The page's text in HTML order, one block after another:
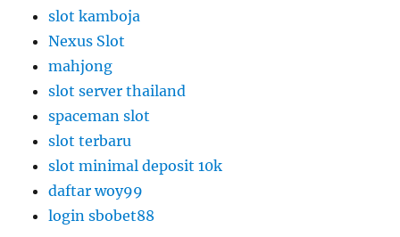
slot kamboja
Nexus Slot
mahjong
slot server thailand
spaceman slot
slot terbaru
slot minimal deposit 10k
daftar woy99
login sbobet88